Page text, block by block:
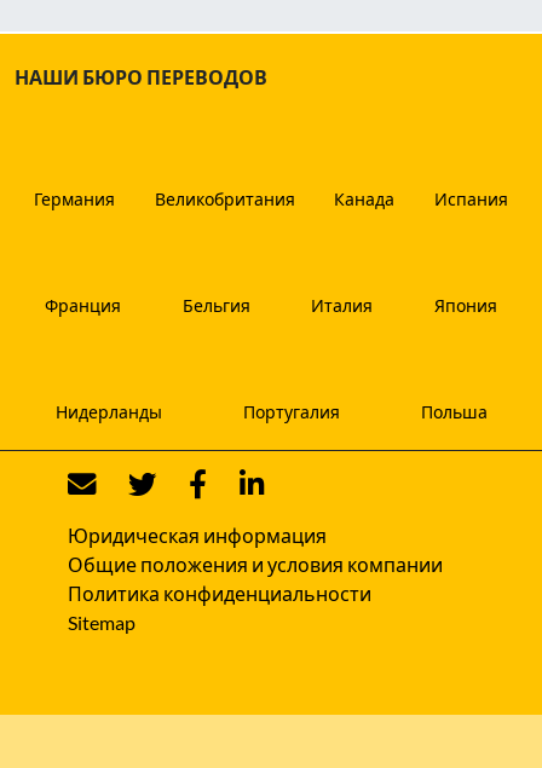
НАШИ БЮРО ПЕРЕВОДОВ
Германия Великобритания Канада Испания
Франция Бельгия Италия Япония
Нидерланды Португалия Польша
Юридическая информация
Общие положения и условия компании
Политика конфиденциальности
Sitemap